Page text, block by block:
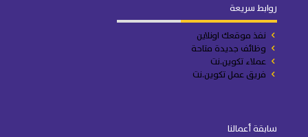
روابط سريعة
نفذ موقعك اونلاين
وظائف جديدة متاحة
عملاء تكوين.نت
فريق عمل تكوين.نت
سابقة أعمالنا